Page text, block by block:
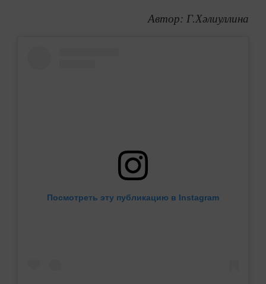
Автор: Г.Хәлиуллина
Посмотреть эту публикацию в Instagram